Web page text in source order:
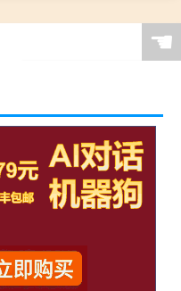
☚